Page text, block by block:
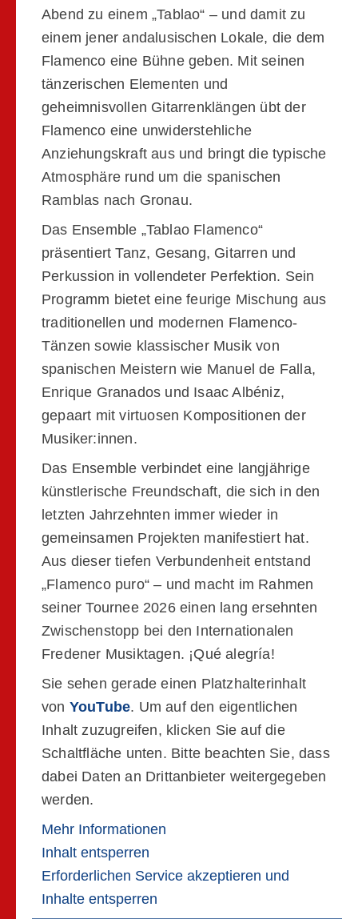
Abend zu einem „Tablao“ – und damit zu
einem jener andalusischen Lokale, die dem
Flamenco eine Bühne geben. Mit seinen
tänzerischen Elementen und
geheimnisvollen Gitarrenklängen übt der
Flamenco eine unwiderstehliche
Anziehungskraft aus und bringt die typische
Atmosphäre rund um die spanischen
Ramblas nach Gronau.
Das Ensemble „Tablao Flamenco“
präsentiert Tanz, Gesang, Gitarren und
Perkussion in vollendeter Perfektion. Sein
Programm bietet eine feurige Mischung aus
traditionellen und modernen Flamenco-
Tänzen sowie klassischer Musik von
spanischen Meistern wie Manuel de Falla,
Enrique Granados und Isaac Albéniz,
gepaart mit virtuosen Kompositionen der
Musiker:innen.
Das Ensemble verbindet eine langjährige
künstlerische Freundschaft, die sich in den
letzten Jahrzehnten immer wieder in
gemeinsamen Projekten manifestiert hat.
Aus dieser tiefen Verbundenheit entstand
„Flamenco puro“ – und macht im Rahmen
seiner Tournee 2026 einen lang ersehnten
Zwischenstopp bei den Internationalen
Fredener Musiktagen. ¡Qué alegría!
Sie sehen gerade einen Platzhalterinhalt
von YouTube. Um auf den eigentlichen
Inhalt zuzugreifen, klicken Sie auf die
Schaltfläche unten. Bitte beachten Sie, dass
dabei Daten an Drittanbieter weitergegeben
werden.
Mehr Informationen
Inhalt entsperren
Erforderlichen Service akzeptieren und
Inhalte entsperren